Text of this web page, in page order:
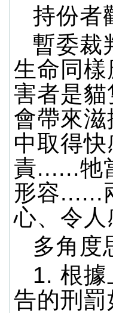
持份者
暫委裁
生命同
害者是
會帶來
中取得
責......牠
形容......
心、令
多角度
1. 根據
告的刑罰